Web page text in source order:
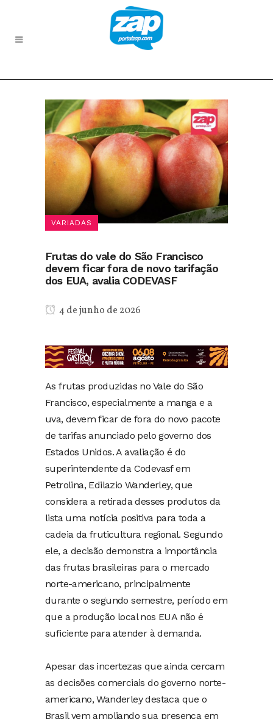
VARIADAS
Frutas do vale do São Francisco
devem ficar fora de novo tarifação
dos EUA, avalia CODEVASF
4 de junho de 2026
As frutas produzidas no Vale do São
Francisco, especialmente a manga e a
uva, devem ficar de fora do novo pacote
de tarifas anunciado pelo governo dos
Estados Unidos. A avaliação é do
superintendente da Codevasf em
Petrolina, Edilazio Wanderley, que
considera a retirada desses produtos da
lista uma notícia positiva para toda a
cadeia da fruticultura regional. Segundo
ele, a decisão demonstra a importância
das frutas brasileiras para o mercado
norte-americano, principalmente
durante o segundo semestre, período em
que a produção local nos EUA não é
suficiente para atender à demanda.
Apesar das incertezas que ainda cercam
as decisões comerciais do governo norte-
americano, Wanderley destaca que o
Brasil vem ampliando sua presença em